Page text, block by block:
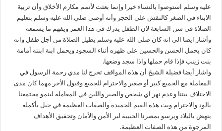
عليه وسلم استوصوا بالنساء خيرا وإنما بعثت لأتمم مكارم الأخلاق وأن تربية
الابناء في الصغر كالنقش علي الحجر وأنه أوصي صلي الله عليه وسلم بتعليم
الصلاة في سن السابعة لان الطفل يدرك في هذا العمر ويفهم ما يسمعه
وأشار ايضا الي انه كان صلي الله عليه وسلم يطيل الصلاة من أجل طفل وانه
كان يحمل الحسن والحسين علي ظهره أثناء السجود ويحمل ابنة ابنته أمامة
بنت زينب فإذا قام حملها واذا سجد وضعها.
واشار أيضا فضيلة الشيخ أن هذه المواقف تخرج لنا مدي رحمة الرسول في
المعاملة مع الجميع كبير أو صغير والاحترام للجميع وقبول الأخر مهما كان مدى
الاختلاف بيننا وعدم نهر اي شخص والصبر واللين في المعاملة لينمو مجتمعنا
بالود والاحترام وبث هذه القيم الحميدة والصفات العظيمة في جيل بأكمله
ينهض بالبلاد ويرسو بمصرنا الحبيبة لبر الأمن والأمان وتحقيق الأهداف
المرجوة من هذه الصفات العظيمة.